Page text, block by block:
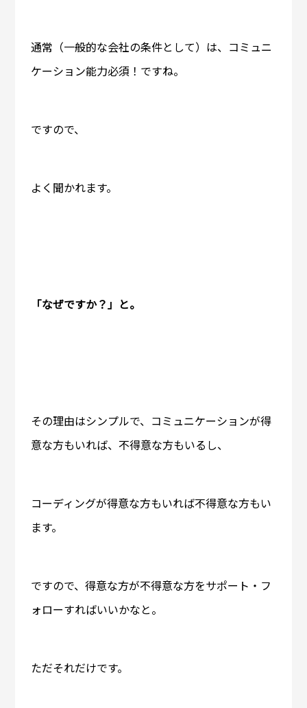
通常（一般的な会社の条件として）は、コミュニ
ケーション能力必須！ですね。
ですので、
よく聞かれます。
「なぜですか？」と。
その理由はシンプルで、コミュニケーションが得
意な方もいれば、不得意な方もいるし、
コーディングが得意な方もいれば不得意な方もい
ます。
ですので、得意な方が不得意な方をサポート・フ
ォローすればいいかなと。
ただそれだけです。